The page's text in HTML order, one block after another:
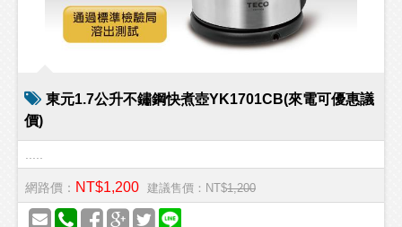
東元1.7公升不鏽鋼快煮壺YK1701CB(來電可優惠議
價)
網路價： NT$1,200 建議售價：NT$1,200